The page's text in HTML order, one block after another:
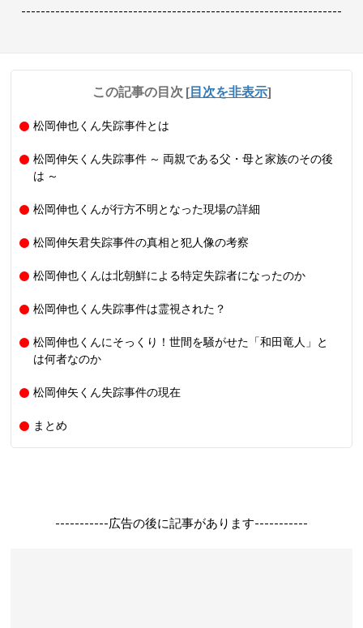
------------------------------------------------------------------
この記事の目次 [目次を非表示]
松岡伸也くん失踪事件とは
松岡伸矢くん失踪事件 ～ 両親である父・母と家族のその後
は ～
松岡伸也くんが行方不明となった現場の詳細
松岡伸矢君失踪事件の真相と犯人像の考察
松岡伸也くんは北朝鮮による特定失踪者になったのか
松岡伸也くん失踪事件は霊視された？
松岡伸也くんにそっくり！世間を騒がせた「和田竜人」と
は何者なのか
松岡伸矢くん失踪事件の現在
まとめ
-----------広告の後に記事があります-----------